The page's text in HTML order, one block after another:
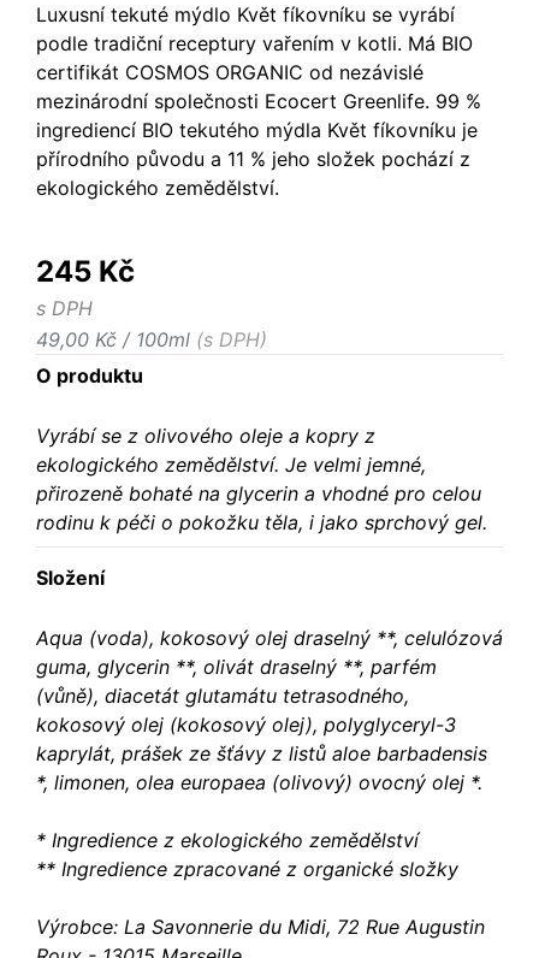
Luxusní tekuté mýdlo Květ fíkovníku se vyrábí
podle tradiční receptury vařením v kotli. Má BIO
certifikát COSMOS ORGANIC od nezávislé
mezinárodní společnosti Ecocert Greenlife. 99 %
ingrediencí BIO tekutého mýdla Květ fíkovníku je
přírodního původu a 11 % jeho složek pochází z
ekologického zemědělství.
245 Kč
s DPH
49,00 Kč / 100ml (s DPH)
O produktu
Vyrábí se z olivového oleje a kopry z
ekologického zemědělství. Je velmi jemné,
přirozeně bohaté na glycerin a vhodné pro celou
rodinu k péči o pokožku těla, i jako sprchový gel.
Složení
Aqua (voda), kokosový olej draselný **, celulózová
guma, glycerin **, olivát draselný **, parfém
(vůně), diacetát glutamátu tetrasodného,
kokosový olej (kokosový olej), polyglyceryl-3
kaprylát, prášek ze šťávy z listů aloe barbadensis
*, limonen, olea europaea (olivový) ovocný olej *.
* Ingredience z ekologického zemědělství
** Ingredience zpracované z organické složky
Výrobce: La Savonnerie du Midi, 72 Rue Augustin